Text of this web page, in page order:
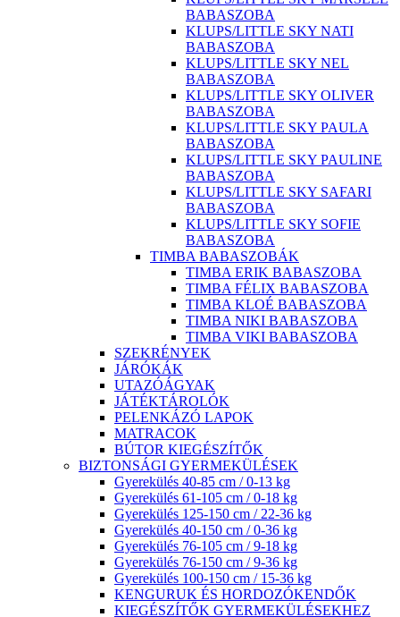
BABASZOBA
KLUPS/LITTLE SKY NATI
BABASZOBA
KLUPS/LITTLE SKY NEL
BABASZOBA
KLUPS/LITTLE SKY OLIVER
BABASZOBA
KLUPS/LITTLE SKY PAULA
BABASZOBA
KLUPS/LITTLE SKY PAULINE
BABASZOBA
KLUPS/LITTLE SKY SAFARI
BABASZOBA
KLUPS/LITTLE SKY SOFIE
BABASZOBA
TIMBA BABASZOBÁK
TIMBA ERIK BABASZOBA
TIMBA FÉLIX BABASZOBA
TIMBA KLOÉ BABASZOBA
TIMBA NIKI BABASZOBA
TIMBA VIKI BABASZOBA
SZEKRÉNYEK
JÁRÓKÁK
UTAZÓÁGYAK
JÁTÉKTÁROLÓK
PELENKÁZÓ LAPOK
MATRACOK
BÚTOR KIEGÉSZÍTŐK
BIZTONSÁGI GYERMEKÜLÉSEK
Gyerekülés 40-85 cm / 0-13 kg
Gyerekülés 61-105 cm / 0-18 kg
Gyerekülés 125-150 cm / 22-36 kg
Gyerekülés 40-150 cm / 0-36 kg
Gyerekülés 76-105 cm / 9-18 kg
Gyerekülés 76-150 cm / 9-36 kg
Gyerekülés 100-150 cm / 15-36 kg
KENGURUK ÉS HORDOZÓKENDŐK
KIEGÉSZÍTŐK GYERMEKÜLÉSEKHEZ